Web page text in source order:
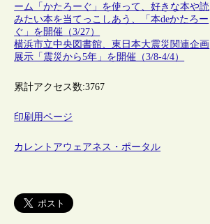
ーム「かたろーぐ」を使って、好きな本や読
みたい本を当てっこしあう、「本deかたろー
ぐ」を開催（3/27）
横浜市立中央図書館、東日本大震災関連企画
展示「震災から5年」を開催（3/8-4/4）
累計アクセス数:3767
印刷用ページ
カレントアウェアネス・ポータル